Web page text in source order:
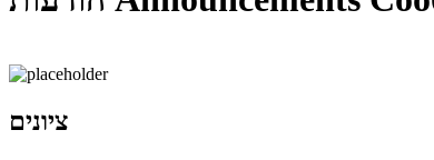
ציונים